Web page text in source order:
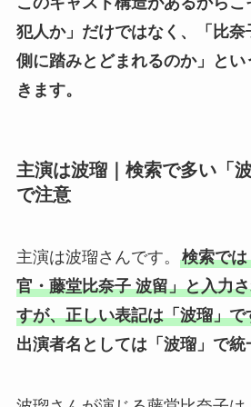
犯人か」だけではなく、「比
側に踏みとどまれるのか」と
きます。
主演は波瑠｜検索で多い「
で注意
主演は波瑠さんです。 検索で
官・藤堂比奈子 波留」と入力
すが、正しい表記は「波瑠」で
出演者名としては「波瑠」で統